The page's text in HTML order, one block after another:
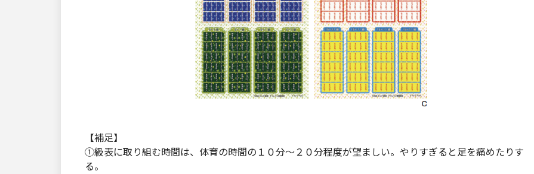
【補足】
①級表に取り組む時間は、体育の時間の１０分～２０分程度が望ましい。やりすぎると足を痛めたりす
る。